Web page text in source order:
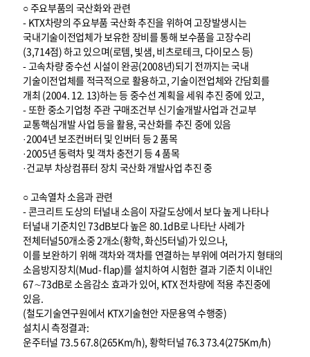
○ 주요부품의 국산화와 관련
- KTX차량의 주요부품 국산화 추진을 위하여 고장발생시는
국내기술이전업체가 보유한 장비를 통해 보수품을 고장수리
(3,714점) 하고 있으며(로템, 빛샘, 비츠로테크, 다이모스 등)
- 고속차량 중수선 시설이 완공(2008년)되기 전까지는 국내
기술이전업체를 적극적으로 활용하고, 기술이전업체와 간담회를
개최 (2004. 12. 13)하는 등 중수선 계획을 세워 추진 중에 있고,
- 또한 중소기업청 주관 구매조건부 신기술개발사업과 건교부
교통핵심개발 사업 등을 활용, 국산화를 추진 중에 있음
·2004년 보조컨버터 및 인버터 등 2 품목
·2005년 동력차 및 객차 충전기 등 4 품목
·건교부 차상컴퓨터 장치 국산화 개발사업 추진 중
○ 고속열차 소음과 관련
- 콘크리트 도상의 터널내 소음이 자갈도상에서 보다 높게 나타나
터널내 기준치인 73dB보다 높은 80.1dB로 나타난 사례가
전체터널50개소중 2개소(황학, 화신5터널)가 있으나,
이를 보완하기 위해 객차와 객차를 연결하는 부위에 여러가지 형태의
소음방지장치(Mud- flap)를 설치하여 시험한 결과 기준치 이내인
67∼73dB로 소음감소 효과가 있어, KTX 전차량에 적용 추진중에
있음.
(철도기술연구원에서 KTX기술현안 자문용역 수행중)
설치시 측정결과:
운주터널 73.5 67.8(265Km/h), 황학터널 76.3 73.4(275Km/h)